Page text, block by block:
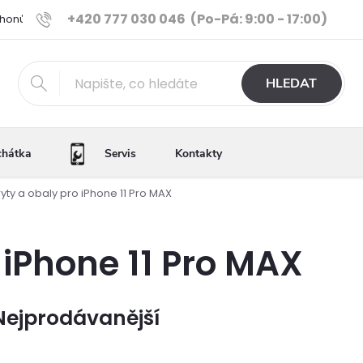
+420 777 030 046 (Po-Pá: 9:00 - 17:00)
Ověřené iPhony Výhody e-shopu Porovnání
HLEDAT
Servis Kontakty
a obaly pro iPhone 11 Pro MAX
11 Pro MAX